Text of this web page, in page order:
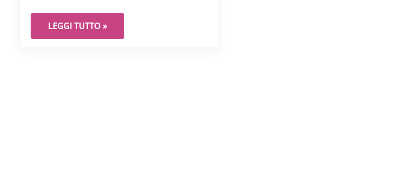
VULVODINIA: CONOSCERE LE DIMENSIONI DEL PROBLEMA
LEGGI TUTTO »